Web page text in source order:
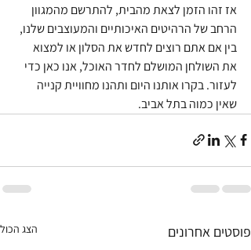
אז זהו הזמן לצאת מהבית, להתרשם מהמגוון
הרחב של הרהיטים האיכותיים והמעוצבים שלנו,
בין אם אתם רוצים לחדש את הסלון או למצוא
את השולחן המושלם לחדר האוכל, אנו כאן כדי
לעזור. בקרו אותנו היום ותהנו מחוויית קנייה
שאין כמוה בתל אביב.
פוסטים אחרונים הצג הכול